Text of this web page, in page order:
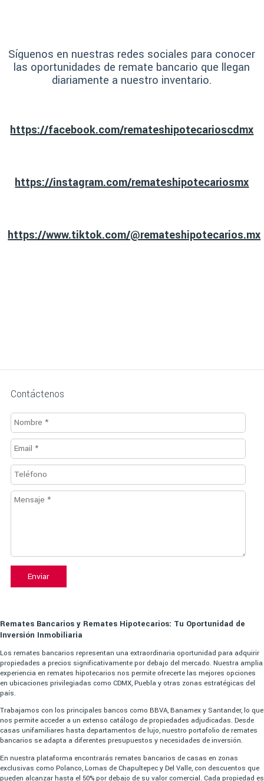
Síguenos en nuestras redes sociales para conocer
las oportunidades de remate bancario que llegan
diariamente a nuestro inventario.
https://facebook.com/remateshipotecarioscdmx
https://instagram.com/remateshipotecariosmx
https://www.tiktok.com/@remateshipotecarios.mx
Contáctenos
Enviar
Remates Bancarios y Remates Hipotecarios: Tu Oportunidad de
Inversión Inmobiliaria
Los remates bancarios representan una extraordinaria oportunidad para adquirir
propiedades a precios significativamente por debajo del mercado. Nuestra amplia
experiencia en remates hipotecarios nos permite ofrecerte las mejores opciones
en ubicaciones privilegiadas como CDMX, Puebla y otras zonas estratégicas del
país.
Trabajamos con los principales bancos como BBVA, Banamex y Santander, lo que
nos permite acceder a un extenso catálogo de propiedades adjudicadas. Desde
casas unifamiliares hasta departamentos de lujo, nuestro portafolio de remates
bancarios se adapta a diferentes presupuestos y necesidades de inversión.
En nuestra plataforma encontrarás remates bancarios de casas en zonas
exclusivas como Polanco, Lomas de Chapultepec y Del Valle, con descuentos que
pueden alcanzar hasta el 50% por debajo de su valor comercial. Cada propiedad es